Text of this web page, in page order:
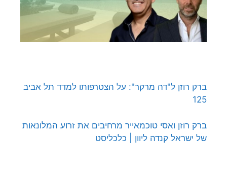
ברק רוזן ל"דה מרקר": על הצטרפותו למדד תל אביב
125
ברק רוזן ואסי טוכמאייר מרחיבים את זרוע המלונאות
של ישראל קנדה ליוון | כלכליסט